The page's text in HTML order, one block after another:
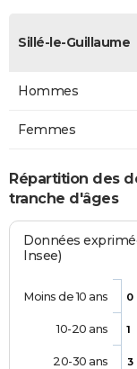
Sillé-le-Guillaume
Hommes
Femmes
Répartition des
tranche d'âges
Données
Insee)
0
1
3
Moins de 10 ans
10-20 ans
20-30 ans